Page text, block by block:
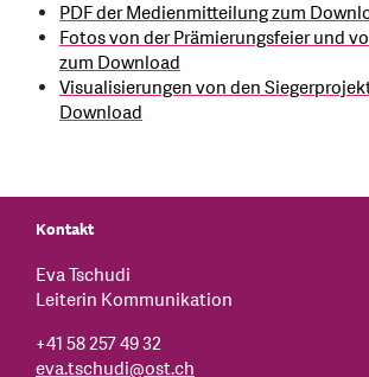
PDF der Medienmitteilung zum
Fotos von der Prämierungsfeier und
zum Download
Visualisierungen von den
Download
Kontakt
Eva Tschudi
Leiterin Kommunikation
+41 58 257 49 32
eva.tschudi@ost.ch